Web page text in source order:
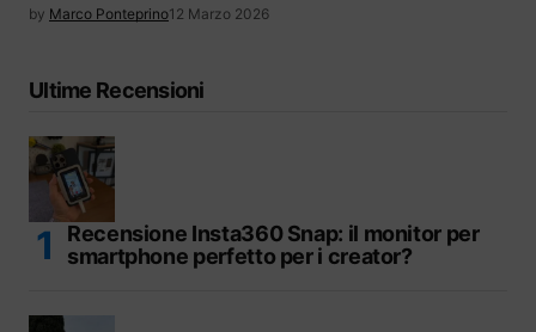
by Marco Ponteprino12 Marzo 2026
Ultime Recensioni
Recensione Insta360 Snap: il monitor per
smartphone perfetto per i creator?